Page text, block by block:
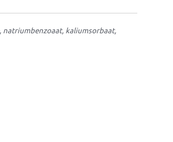
natriumbenzoaat, kaliumsorbaat,